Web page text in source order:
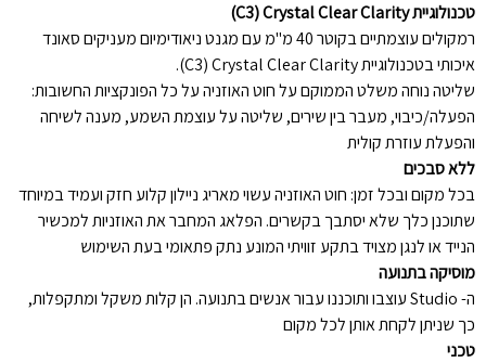
טכנולוגיית C3) Crystal Clear Clarity)
רמקולים עוצמתיים בקוטר 40 מ"מ עם מגנט ניאודימיום מעניקים סאונד
איכותי בטכנולוגיית C3) Crystal Clear Clarity).
שליטה נוחה משלט הממוקם על חוט האוזניה על כל הפונקציות החשובות:
הפעלה/כיבוי, מעבר בין שירים, שליטה על עוצמת השמע, מענה לשיחה
והפעלת עוזרת קולית
ללא סבכים
בכל מקום ובכל זמן: חוט האוזניה עשוי מאריג ניילון קלוע חזק ועמיד במיוחד
שתוכנן כלך שלא יסתבך בקשרים. הפלאג המחבר את האוזניות למכשיר
הנייד או לנגן מצויד בתקע זוויתי המונע נתק פתאומי בעת השימוש
מוסיקה בתנועה
ה- Studio עוצבו ותוכננו עבור אנשים בתנועה. הן קלות משקל ומתקפלות,
כך שניתן לקחת אותן לכל מקום
טכני